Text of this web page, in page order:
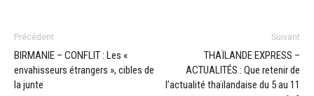
Précédent
BIRMANIE – CONFLIT : Les «
envahisseurs étrangers », cibles de
la junte
Suivant
THAÏLANDE EXPRESS –
ACTUALITÉS : Que retenir de
l’actualité thaïlandaise du 5 au 11